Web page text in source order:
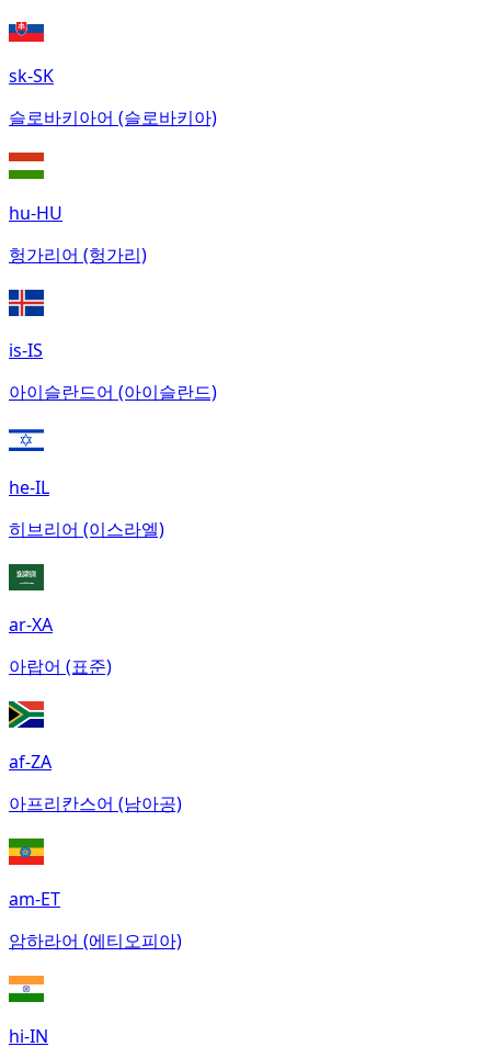
sk-SK
슬로바키아어 (슬로바키아)
hu-HU
헝가리어 (헝가리)
is-IS
아이슬란드어 (아이슬란드)
he-IL
히브리어 (이스라엘)
ar-XA
아랍어 (표준)
af-ZA
아프리칸스어 (남아공)
am-ET
암하라어 (에티오피아)
hi-IN